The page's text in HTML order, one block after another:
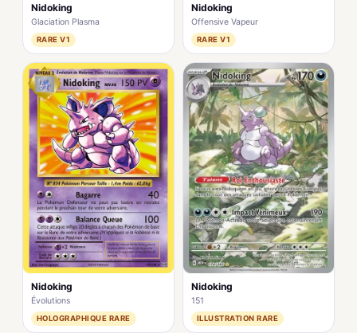
Nidoking
Glaciation Plasma
RARE V1
Nidoking
Offensive Vapeur
RARE V1
Nidoking
Évolutions
HOLOGRAPHIQUE RARE
Nidoking
151
ILLUSTRATION RARE